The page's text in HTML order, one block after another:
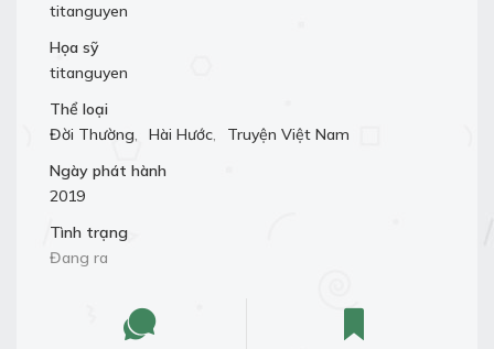
titanguyen
Họa sỹ
titanguyen
Thể loại
Đời Thường, Hài Hước,
Truyện Việt Nam
Ngày phát hành
2019
Tình trạng
Đang ra